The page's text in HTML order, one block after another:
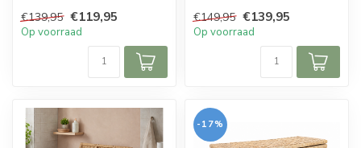
€139,95 €119,95
Op voorraad
woonkamer of...
€149,95 €139,95
Op voorraad
-17%